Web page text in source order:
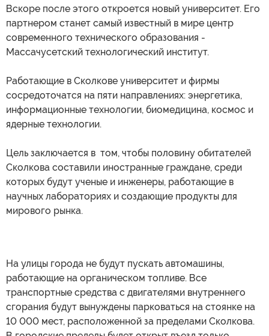
Вскоре после этого откроется новый университет. Его
партнером станет самый известный в мире центр
современного технического образования -
Массачусетский технологический институт.
Работающие в Сколкове университет и фирмы
сосредоточатся на пяти направлениях: энергетика,
информационные технологии, биомедицина, космос и
ядерные технологии.
Цель заключается в том, чтобы половину обитателей
Сколкова составили иностранные граждане, среди
которых будут ученые и инженеры, работающие в
научных лабораториях и создающие продукты для
мирового рынка.
На улицы города не будут пускать автомашины,
работающие на органическом топливе. Все
транспортные средства с двигателями внутреннего
сгорания будут вынуждены парковаться на стоянке на
10 000 мест, расположенной за пределами Сколкова.